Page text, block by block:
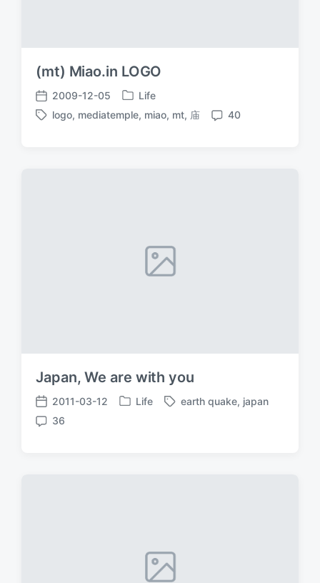
(mt) Miao.in LOGO
发
布
2009-12-05
发
布
Life
标
logo, mediatemple, miao, mt, 庙
评
40
Japan, We are with you
发
布
2011-03-12
发
Life
标
earth quake, japan
评
36